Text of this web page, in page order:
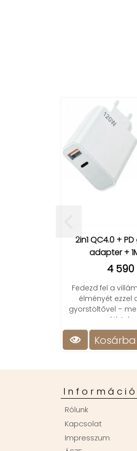
QC4.0 + PD gyorstöltő
fel a villámgyors töltés
ezzel a praktikus
– megbízhatóság
/
Rólunk
Kapcsolat
Impresszum